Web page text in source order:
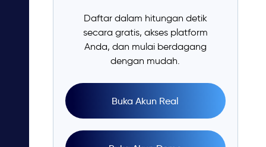
Daftar dalam hitungan detik
secara gratis, akses platform
Anda, dan mulai berdagang
dengan mudah.
Buka Akun Real